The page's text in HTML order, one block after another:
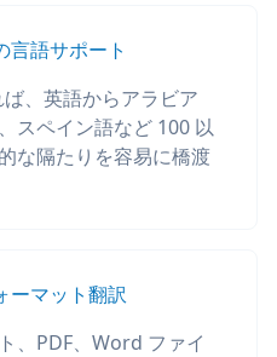
言語サポート
、英語からアラビア
スペイン語など 100 以
な隔たりを容易に橋渡
ーマット翻訳
、PDF、Word ファイ